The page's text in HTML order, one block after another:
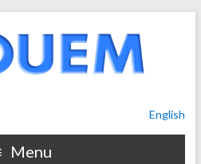
English
Menu